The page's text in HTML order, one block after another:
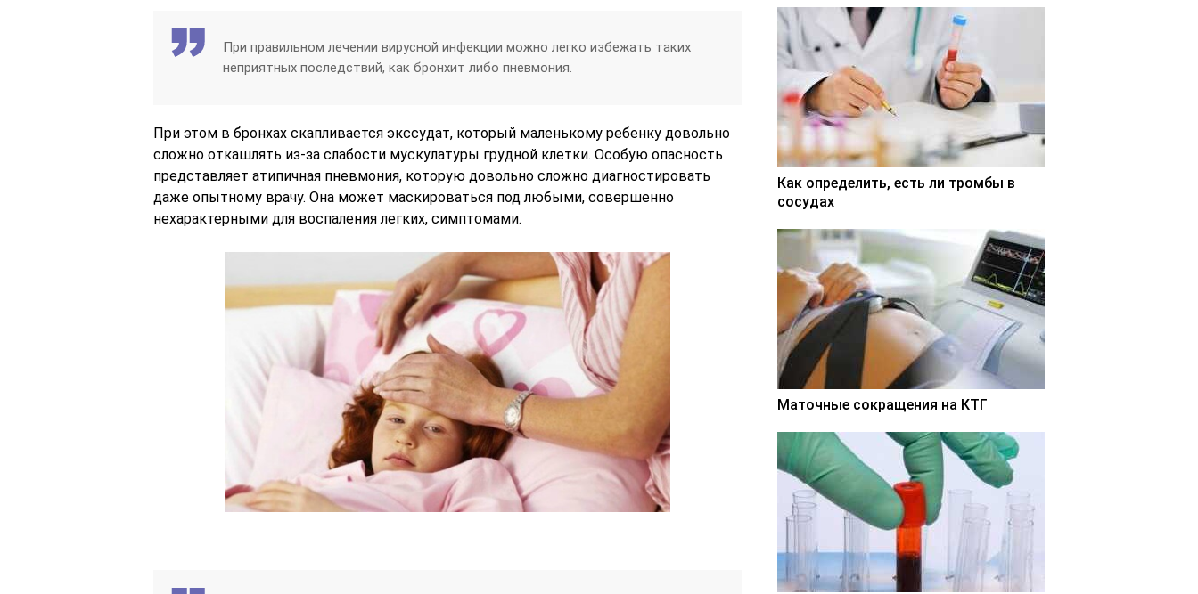
При правильном лечении вирусной инфекции можно легко избежать таких
неприятных последствий, как бронхит либо пневмония.
При этом в бронхах скапливается экссудат, который маленькому ребенку довольно
сложно откашлять из-за слабости мускулатуры грудной клетки. Особую опасность
представляет атипичная пневмония, которую довольно сложно диагностировать
даже опытному врачу. Она может маскироваться под любыми, совершенно
нехарактерными для воспаления легких, симптомами.
Как определить, есть ли тромбы в
сосудах
Маточные сокращения на КТГ